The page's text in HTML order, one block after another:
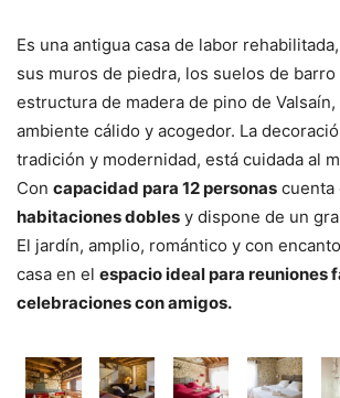
Es una antigua casa de labor
sus muros de piedra, los suelos de
estructura de madera de pino de
ambiente cálido y acogedor. La
tradición y modernidad, está cuidada al
Con capacidad para 12 personas cuenta
habitaciones dobles y dispone de un
El jardín, amplio, romántico y con
casa en el espacio ideal para reuniones
celebraciones con amigos.